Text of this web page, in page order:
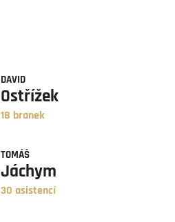
DAVID
Ostřížek
18 branek
TOMÁŠ
Jáchym
30 asistencí